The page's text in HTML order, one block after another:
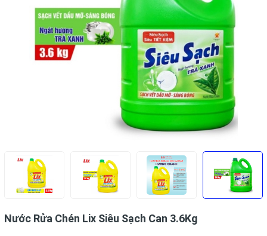
Nước Rửa Chén Lix Siêu Sạch Can 3.6Kg